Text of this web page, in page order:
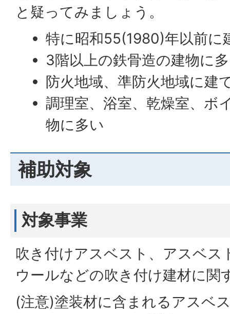
と疑ってみましょう。
特に昭和55(1980)年以前に
3階以上の鉄骨造の建物に
防火地域、準防火地域に建
調理室、浴室、乾燥室、ボ
物に多い
補助対象
対象事業
吹き付けアスベスト、アスベス
ウールなどの吹き付け建材に関
(注意)塗装材に含まれるアスベ